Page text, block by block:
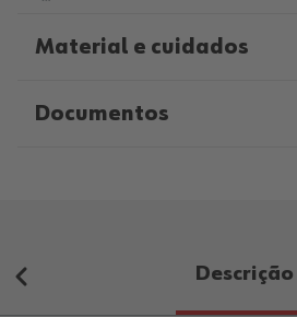
Material e cuidados
Documentos
Descrição